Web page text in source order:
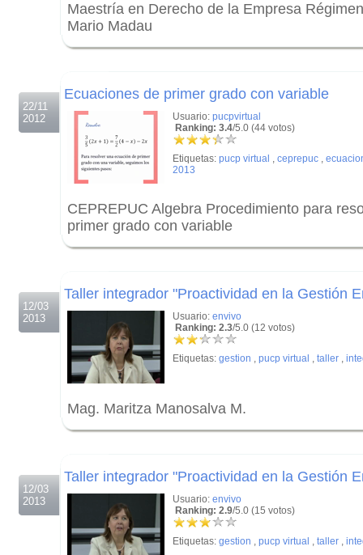
Maestría en Derecho de la Empresa
Mario Madau
22/11
2012
Ecuaciones de primer grado con variable
Usuario: pucpvirtual
Ranking: 3.4/5.0 (44 votos)
Etiquetas: pucp virtual , ceprepuc ,
2013
CEPREPUC Algebra Procedimiento para
primer grado con variable
12/03
2013
Taller integrador "Proactividad en la Gestión
Usuario: envivo
Ranking: 2.3/5.0 (12 votos)
Etiquetas: gestion , pucp virtual , taller ,
Mag. Maritza Manosalva M.
12/03
2013
Taller integrador "Proactividad en la Gestión
Usuario: envivo
Ranking: 2.9/5.0 (15 votos)
Etiquetas: gestion , pucp virtual , taller ,